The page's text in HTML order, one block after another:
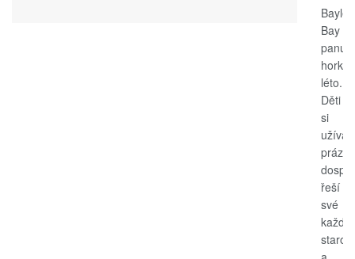
Bay
panuje
horké
léto.
Děti
si
užívají
řeší
své